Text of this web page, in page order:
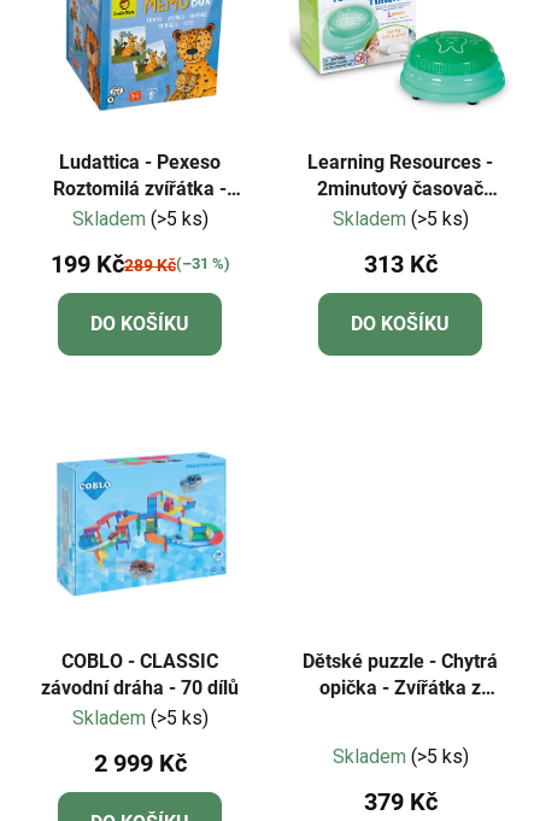
Ludattica - Pexeso
Roztomilá zvířátka -
Memo Box
Skladem (>5 ks)
199 Kč289 Kč(–31 %)
DO KOŠÍKU
Learning Resources -
2minutový časovač
čištění zubů
Skladem (>5 ks)
313 Kč
DO KOŠÍKU
COBLO - CLASSIC
závodní dráha - 70 dílů
Skladem (>5 ks)
2 999 Kč
Dětské puzzle - Chytrá
opička - Zvířátka z
hodnocení
produktu
Skladem (>5 ks)
379 Kč